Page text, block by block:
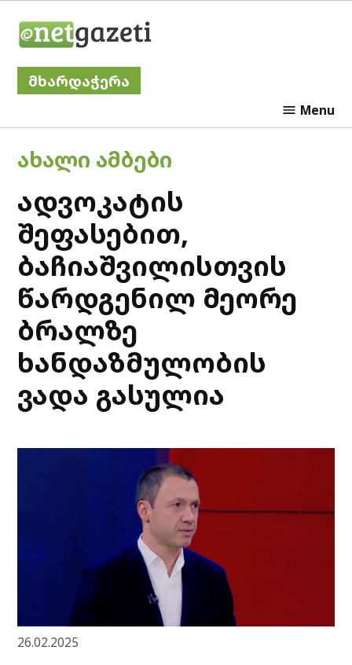
მხარდაჭერა
Menu
POSTED
ᲐᲮᲐᲚᲘ ᲐᲛᲑᲔᲑᲘ
ადვოკატის
შეფასებით,
ბაჩიაშვილისთვის
წარდგენილ მეორე
ბრალზე
ხანდაზმულობის
ვადა გასულია
26.02.2025